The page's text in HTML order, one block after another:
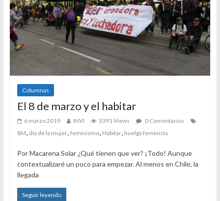
Columnas
El 8 de marzo y el habitar
6 marzo 2019 INVI 3391 Views
0 Comentarios
8M, día de la mujer, feminismo, Habitar, huelga feminista
Por Macarena Solar ¿Qué tienen que ver? ¡Todo! Aunque
contextualizaré un poco para empezar. Al menos en Chile, la
llegada
Seguir leyendo